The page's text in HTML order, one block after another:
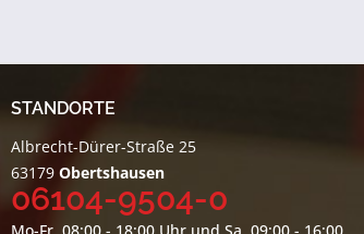
STANDORTE
Albrecht-Dürer-Straße 25
63179 Obertshausen
06104-9504-0